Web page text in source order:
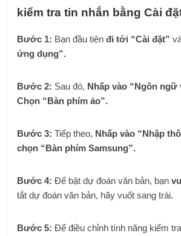
kiểm tra tin nhắn bằng Cài
Bước 1: Bạn đầu tiênđi tới “Cài đặt”
ứng dụng”.
Bước 2: Sau đó, Nhấp vào “Ngôn ngữ
Chọn “Bàn phím ảo”.
Bước 3: Tiếp theo, Nhấp vào “Nhập
chọn “Bàn phím Samsung”.
Bước 4: Để bật dự đoán văn bản, bạn
tắt dự đoán văn bản, hãy vuốt sang trái.
Bước 5: Để điều chỉnh tính năng kiểm